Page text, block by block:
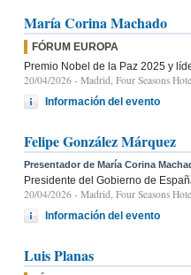
María Corina Machado
FÓRUM EUROPA
Premio Nobel de la Paz 2025 y
20/04/2026 - Madrid, Four Seasons
Información del evento
Felipe González Márquez
Presentador de María Corina
Presidente del Gobierno de
20/04/2026 - Madrid, Four Seasons
Información del evento
Luis Planas